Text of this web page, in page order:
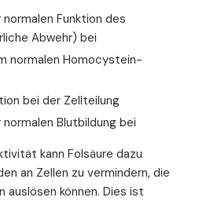
Funktion des
Abwehr) bei
normalen Homocystein-
bei der Zellteilung
Blutbildung bei
kann Folsäure dazu
an Zellen zu vermindern, die
auslösen können. Dies ist